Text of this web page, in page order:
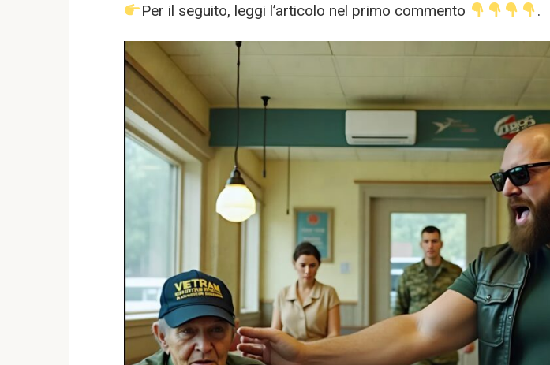
Per il seguito, leggi l’articolo nel primo commento .